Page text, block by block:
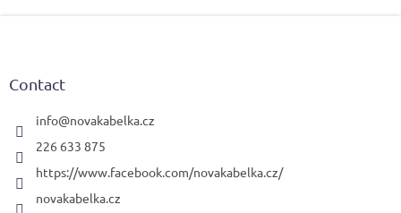
Contact
info@novakabelka.cz
226 633 875
https://www.facebook.com/novakabelka.cz/
novakabelka.cz